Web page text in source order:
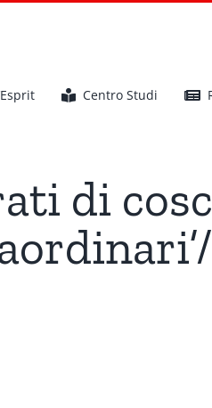
Centro Studi
di